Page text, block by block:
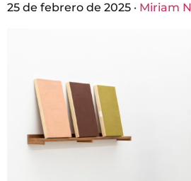
25 de febrero de 2025 · Miriam